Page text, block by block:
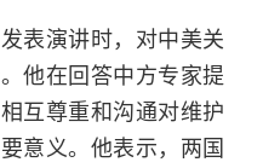
表演讲时，对中美关
他在回答中方专家提
互尊重和沟通对维护
意义。他表示，两国